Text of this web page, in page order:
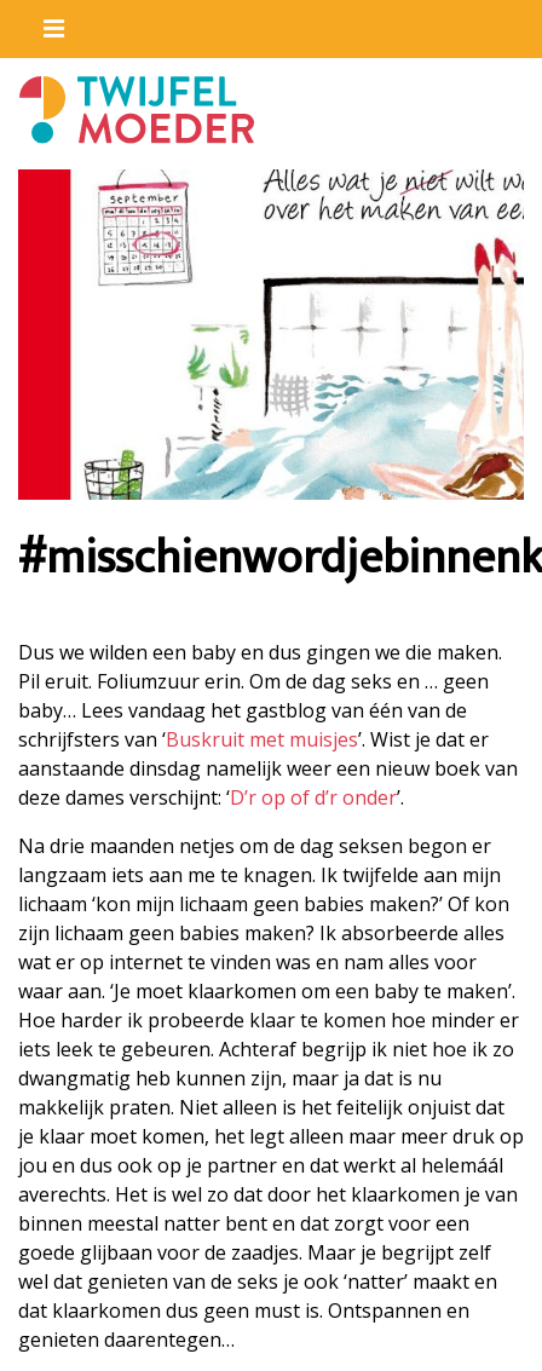
Dus we wilden een baby en dus gingen we die maken.
Pil eruit. Foliumzuur erin. Om de dag seks en … geen
baby… Lees vandaag het gastblog van één van de
schrijfsters van ‘Buskruit met muisjes’. Wist je dat er
aanstaande dinsdag namelijk weer een nieuw boek van
deze dames verschijnt: ‘D’r op of d’r onder’.
Na drie maanden netjes om de dag seksen begon er
langzaam iets aan me te knagen. Ik twijfelde aan mijn
lichaam ‘kon mijn lichaam geen babies maken?’ Of kon
zijn lichaam geen babies maken? Ik absorbeerde alles
wat er op internet te vinden was en nam alles voor
waar aan. ‘Je moet klaarkomen om een baby te maken’.
Hoe harder ik probeerde klaar te komen hoe minder er
iets leek te gebeuren. Achteraf begrijp ik niet hoe ik zo
dwangmatig heb kunnen zijn, maar ja dat is nu
makkelijk praten. Niet alleen is het feitelijk onjuist dat
je klaar moet komen, het legt alleen maar meer druk op
jou en dus ook op je partner en dat werkt al helemáál
averechts. Het is wel zo dat door het klaarkomen je van
binnen meestal natter bent en dat zorgt voor een
goede glijbaan voor de zaadjes. Maar je begrijpt zelf
wel dat genieten van de seks je ook ‘natter’ maakt en
dat klaarkomen dus geen must is. Ontspannen en
genieten daarentegen…